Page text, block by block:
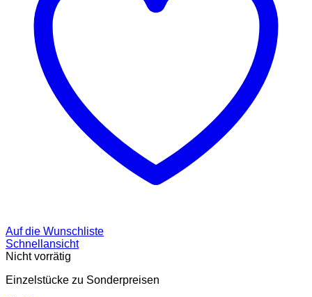
Auf die Wunschliste
Schnellansicht
Nicht vorrätig
Einzelstücke zu Sonderpreisen